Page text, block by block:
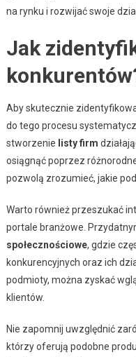
na rynku i rozwijać swoje
Jak
Aby skutecznie
do tego procesu
stworzenie listy firm
osiągnąć poprzez
pozwolą zrozumieć, jakie
Warto również przeszukać
portale branżowe.
społecznościowe, gdzie
konkurencyjnych oraz ich
podmioty, można zyskać
klientów.
Nie zapomnij uwzględnić
którzy oferują podobne